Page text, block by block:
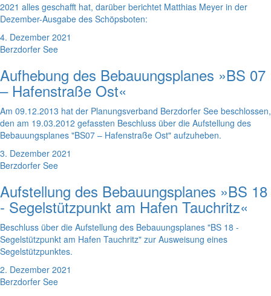
2021 alles geschafft hat, darüber berichtet Matthias Meyer in der
Dezember-Ausgabe des Schöpsboten:
4. Dezember 2021
Berzdorfer See
Aufhebung des Bebauungsplanes »BS 07
– Hafenstraße Ost«
Am 09.12.2013 hat der Planungsverband Berzdorfer See beschlossen,
den am 19.03.2012 gefassten Beschluss über die Aufstellung des
Bebauungsplanes "BS07 – Hafenstraße Ost" aufzuheben.
3. Dezember 2021
Berzdorfer See
Aufstellung des Bebauungsplanes »BS 18
- Segelstützpunkt am Hafen Tauchritz«
Beschluss über die Aufstellung des Bebauungsplanes "BS 18 -
Segelstützpunkt am Hafen Tauchritz" zur Ausweisung eines
Segelstützpunktes.
2. Dezember 2021
Berzdorfer See